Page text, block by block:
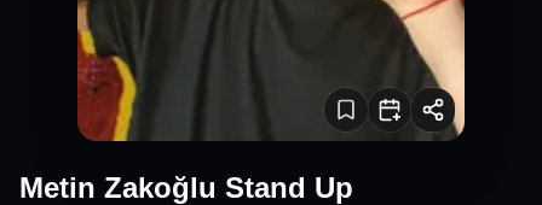
Metin Zakoğlu Stand Up